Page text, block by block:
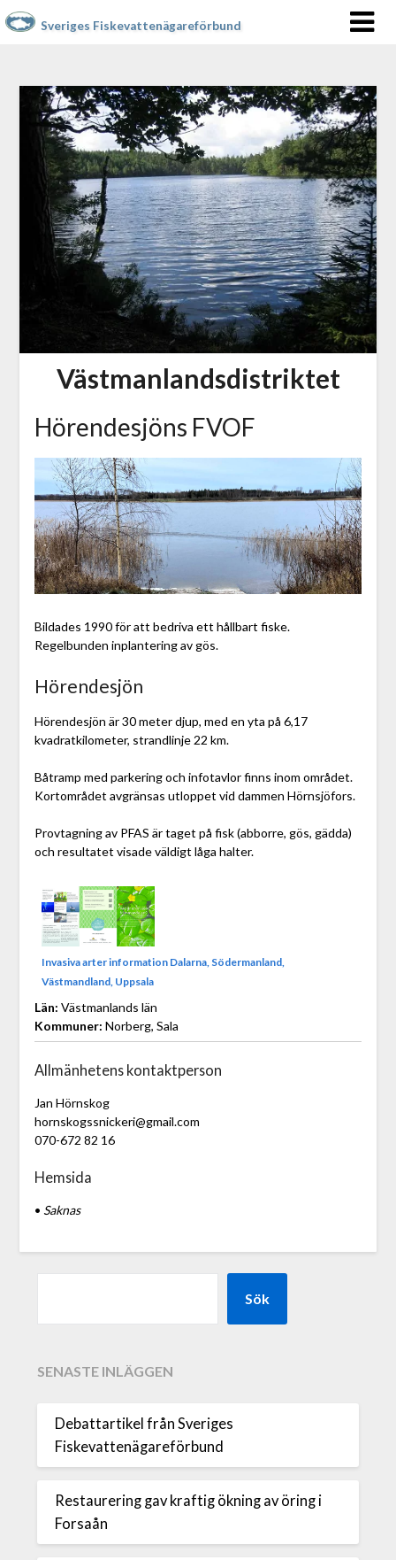
Sveriges Fiskevattenägareförbund
Västmanlandsdistriktet
Hörendesjöns FVOF
Bildades 1990 för att bedriva ett hållbart fiske.
Regelbunden inplantering av gös.
Hörendesjön
Hörendesjön är 30 meter djup, med en yta på 6,17
kvadratkilometer, strandlinje 22 km.
Båtramp med parkering och infotavlor finns inom området.
Kortområdet avgränsas utloppet vid dammen Hörnsjöfors.
Provtagning av PFAS är taget på fisk (abborre, gös, gädda)
och resultatet visade väldigt låga halter.
Invasiva arter information Dalarna, Södermanland,
Västmandland, Uppsala
Län: Västmanlands län
Kommuner: Norberg, Sala
Allmänhetens kontaktperson
Jan Hörnskog
hornskogssnickeri@gmail.com
070-672 82 16
Hemsida
• Saknas
Sök
SENASTE INLÄGGEN
Debattartikel från Sveriges
Fiskevattenägareförbund
Restaurering gav kraftig ökning av öring i
Forsaån